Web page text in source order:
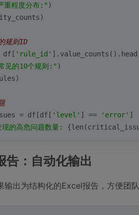
重程度分布:" )
规则ID
df[ 'rule_id'
见的10个规则:" )
= df[df[ 'level' ] == 'error' ]
的高危问题数量: {len
：自动化输出
输出为结构化的Excel报告，方便团